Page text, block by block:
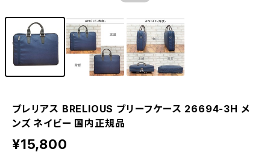
ブレリアス BRELIOUS ブリーフケース 26694-3H メ
ンズ ネイビー 国内正規品
¥15,800